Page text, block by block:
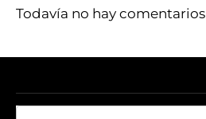
Todavía no hay comentarios